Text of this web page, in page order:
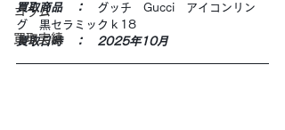
コラム
買取実績
買取商品　： グッチ　Gucci　アイコンリン
グ　黒セラミックｋ18
買取日時　：　2025年10月